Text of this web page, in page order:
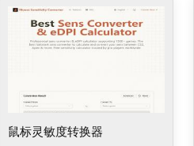
鼠标灵敏度转换器